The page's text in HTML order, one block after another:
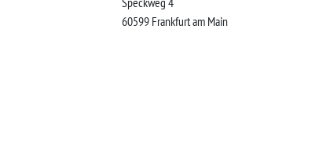
60599 Frankfurt am Main